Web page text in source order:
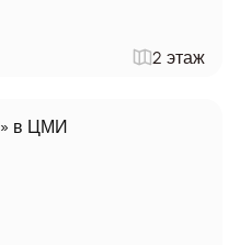
2 этаж